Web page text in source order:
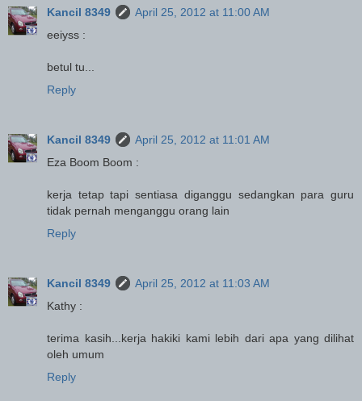
Kancil 8349
April 25, 2012 at 11:00 AM
eeiyss :
betul tu...
Reply
Kancil 8349
April 25, 2012 at 11:01 AM
Eza Boom Boom :
kerja tetap tapi sentiasa diganggu sedangkan para guru
tidak pernah menganggu orang lain
Reply
Kancil 8349
April 25, 2012 at 11:03 AM
Kathy :
terima kasih...kerja hakiki kami lebih dari apa yang dilihat
oleh umum
Reply